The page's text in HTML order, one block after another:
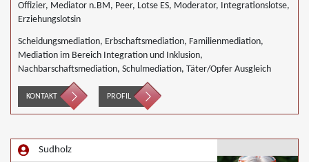
Offizier, Mediator n.BM, Peer, Lotse ES, Moderator, Integrationslotse,
Erziehungslotsin
Scheidungsmediation, Erbschaftsmediation, Familienmediation,
Mediation im Bereich Integration und Inklusion,
Nachbarschaftsmediation, Schulmediation, Täter/Opfer Ausgleich
KONTAKT PROFIL
Sudholz